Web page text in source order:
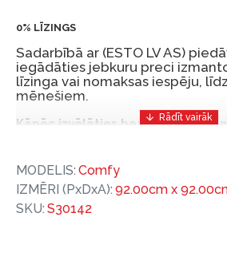
0% LĪZINGS
Sadarbībā ar (ESTO LV AS)
iegādāties jebkuru preci
līzinga vai nomaksas iespēju,
mēnešiem.
Kāpēc izvēlēties bezprocentu
un izdevīgs finansēšanas
vajadzīgās preces tulīt, bet
vēlāk.
Ar ESTO iegūstiet bezprocentu
priekšrocības bez pirmās
MODELIS: Comfy
IZMĒRI (PxDxA): 92.00cm x
SKU: S30142